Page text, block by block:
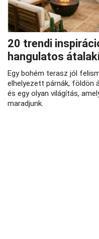
20 trendi
hangulatos
Egy bohém terasz jól
elhelyezett párnák, földön
és egy olyan világítás,
maradjunk.